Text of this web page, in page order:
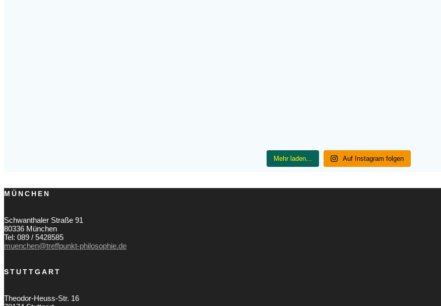
Mehr laden... Auf Instagram folgen
MÜNCHEN
Schwanthaler Straße 91
80336 München
Tel: 089 / 5428585
muenchen@treffpunkt-philosophie.de
STUTTGART
Theodor-Heuss-Str. 16